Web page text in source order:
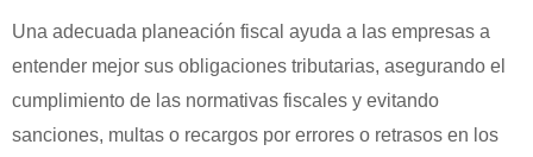
Una adecuada planeación fiscal ayuda a las empresas a
entender mejor sus obligaciones tributarias, asegurando el
cumplimiento de las normativas fiscales y evitando
sanciones, multas o recargos por errores o retrasos en los